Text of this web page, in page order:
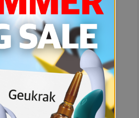
예상치 못한 에러입니다.